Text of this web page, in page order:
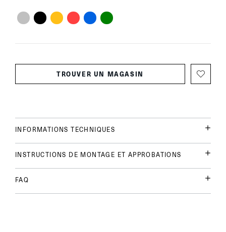
TROUVER UN MAGASIN
INFORMATIONS TECHNIQUES
INSTRUCTIONS DE MONTAGE ET APPROBATIONS
FAQ